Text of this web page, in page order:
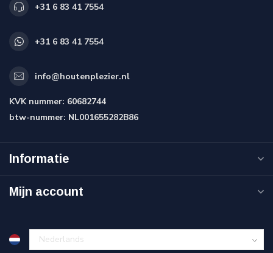
+31 6 83 41 7554
+31 6 83 41 7554
info@houtenplezier.nl
KVK nummer: 60682744
btw-nummer: NL001655282B86
Informatie
Mijn account